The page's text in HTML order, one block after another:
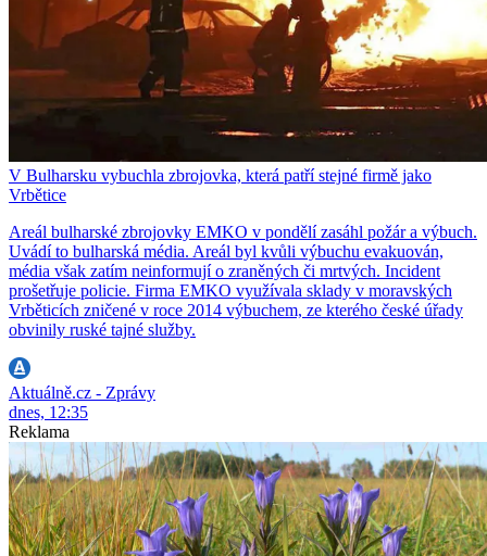
V Bulharsku vybuchla zbrojovka, která patří stejné firmě jako
Vrbětice
Areál bulharské zbrojovky EMKO v pondělí zasáhl požár a výbuch.
Uvádí to bulharská média. Areál byl kvůli výbuchu evakuován,
média však zatím neinformují o zraněných či mrtvých. Incident
prošetřuje policie. Firma EMKO využívala sklady v moravských
Vrběticích zničené v roce 2014 výbuchem, ze kterého české úřady
obvinily ruské tajné služby.
Aktuálně.cz - Zprávy
dnes, 12:35
Reklama